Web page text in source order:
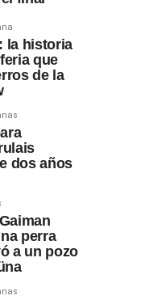
la historia
que
de la
dos años
perra
a un pozo